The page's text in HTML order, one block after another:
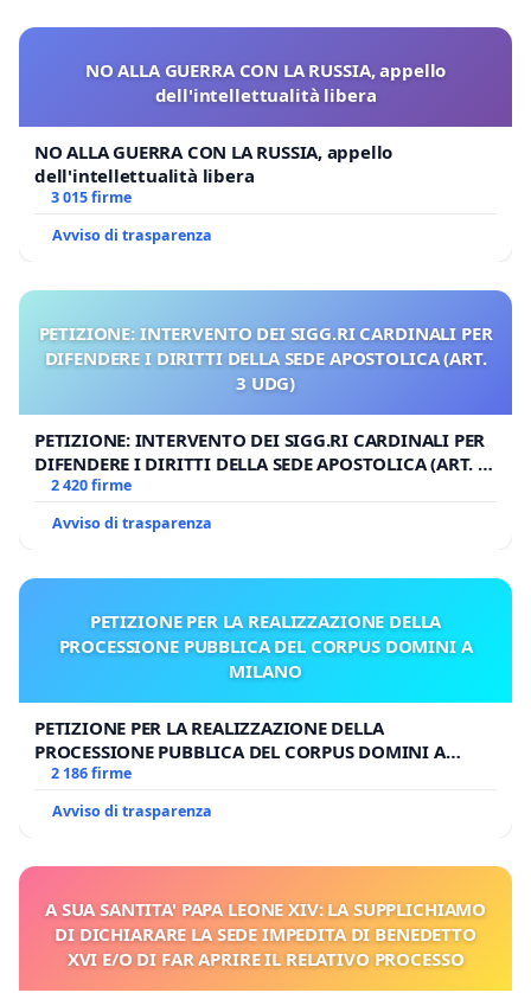
NO ALLA GUERRA CON LA RUSSIA, appello
dell'intellettualità libera
NO ALLA GUERRA CON LA RUSSIA, appello
dell'intellettualità libera
3 015 firme
Avviso di trasparenza
PETIZIONE: INTERVENTO DEI SIGG.RI CARDINALI PER
DIFENDERE I DIRITTI DELLA SEDE APOSTOLICA (ART.
3 UDG)
PETIZIONE: INTERVENTO DEI SIGG.RI CARDINALI PER
DIFENDERE I DIRITTI DELLA SEDE APOSTOLICA (ART. 3
UDG)
2 420 firme
Avviso di trasparenza
PETIZIONE PER LA REALIZZAZIONE DELLA
PROCESSIONE PUBBLICA DEL CORPUS DOMINI A
MILANO
PETIZIONE PER LA REALIZZAZIONE DELLA
PROCESSIONE PUBBLICA DEL CORPUS DOMINI A
MILANO
2 186 firme
Avviso di trasparenza
A SUA SANTITA' PAPA LEONE XIV: LA SUPPLICHIAMO
DI DICHIARARE LA SEDE IMPEDITA DI BENEDETTO
XVI E/O DI FAR APRIRE IL RELATIVO PROCESSO